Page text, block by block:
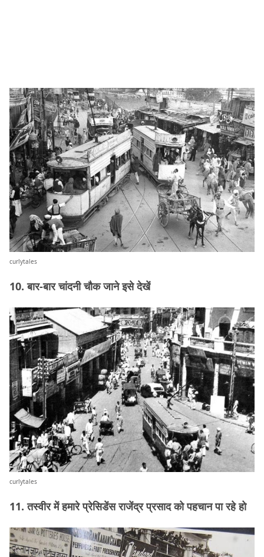
curlytales
10. बार-बार चांदनी चौक जाने इसे देखें
curlytales
11. तस्वीर में हमारे प्रेसिडेंस राजेंद्र प्रसाद को पहचान पा रहे हो